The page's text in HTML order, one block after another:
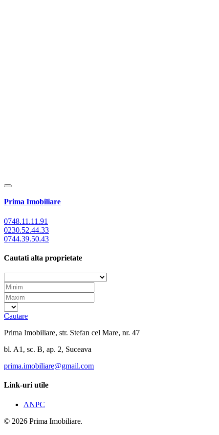
Prima Imobiliare
0748.11.11.91
0230.52.44.33
0744.39.50.43
Cautati alta proprietate
Cautare
Prima Imobiliare, str. Stefan cel Mare, nr. 47
bl. A1, sc. B, ap. 2, Suceava
prima.imobiliare@gmail.com
Link-uri utile
ANPC
© 2026 Prima Imobiliare.